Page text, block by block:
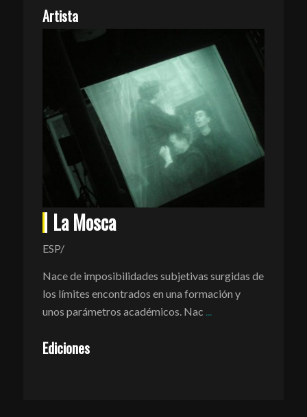
Artista
La Mosca
ESP/
Nace de imposibilidades subjetivas surgidas de
los límites encontrados en una formación y
unos parámetros académicos. Nac ...
Ediciones